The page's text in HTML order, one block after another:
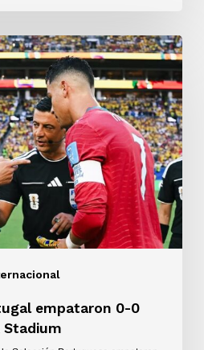
empataron 0-0
Stadium